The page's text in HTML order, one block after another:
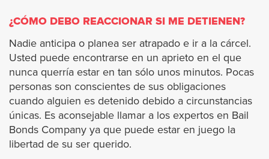
Calabasas
Carson
Claremont
Cerritos
¿CÓMO DEBO REACCIONAR SI ME DETIENEN?
Nadie anticipa o planea ser atrapado e ir a la cárcel.
Usted puede encontrarse en un aprieto en el que
nunca querría estar en tan sólo unos minutos. Pocas
personas son conscientes de sus obligaciones
cuando alguien es detenido debido a circunstancias
únicas. Es aconsejable llamar a los expertos en Bail
Bonds Company ya que puede estar en juego la
libertad de su ser querido.